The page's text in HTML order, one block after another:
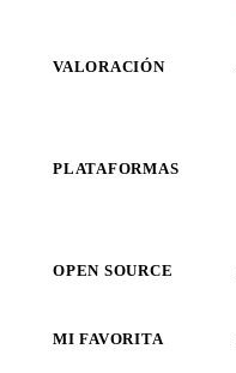
VALORACIÓN
PLATAFORMAS
OPEN SOURCE
MI FAVORITA